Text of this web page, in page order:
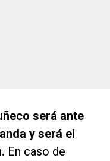
será ante
y será el
En caso de